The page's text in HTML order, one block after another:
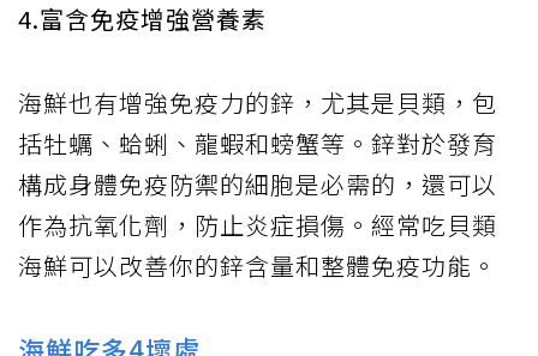
4.富含免疫增強營養素
海鮮也有增強免疫力的鋅，尤其是貝類，包
括牡蠣、蛤蜊、龍蝦和螃蟹等。鋅對於發育
構成身體免疫防禦的細胞是必需的，還可以
作為抗氧化劑，防止炎症損傷。經常吃貝類
海鮮可以改善你的鋅含量和整體免疫功能。